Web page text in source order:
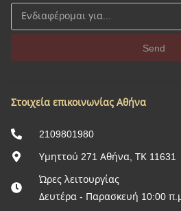
Στοιχεία επικοινωνίας Αθήνα
2109801980
Υμηττού 271 Αθήνα, ΤΚ 11631
Ώρες λειτουργίας
Δευτέρα - Παρασκευή 10:00
Send